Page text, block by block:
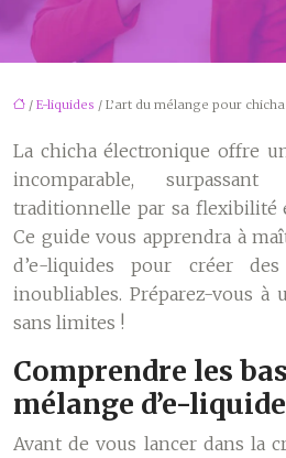
/ E-liquides / L’art du mélange pour
La chicha électronique offre
incomparable,
traditionnelle par sa flexibilité
Ce guide vous apprendra à
d’e-liquides pour créer
inoubliables. Préparez-vous à
sans limites !
Comprendre les
mélange d’e-
Avant de vous lancer dans la